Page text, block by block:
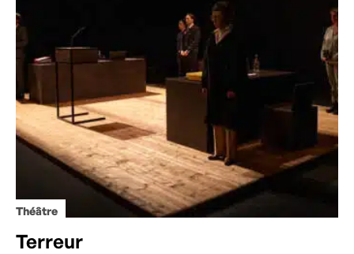
Théâtre
Terreur